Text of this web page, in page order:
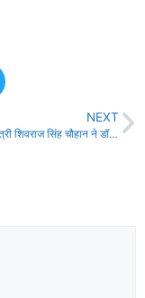
NEXT
केंद्रीय कृषि मंत्री शिवराज सिंह चौहान ने डॉ. राजेंद्र प्रसाद कृषि विश्वविद्यालय, पूसा के चतुर्थ दीक्षांत समारोह में लिया भाग!